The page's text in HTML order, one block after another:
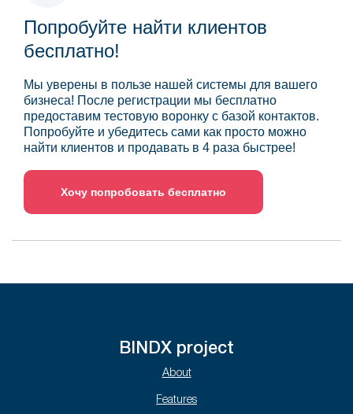
Попробуйте найти клиентов
бесплатно!
Мы уверены в пользе нашей системы для вашего
бизнеса! После регистрации мы бесплатно
предоставим тестовую воронку с базой контактов.
Попробуйте и убедитесь сами как просто можно
найти клиентов и продавать в 4 раза быстрее!
Хочу попробовать бесплатно
BINDX project
About
Features